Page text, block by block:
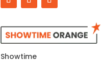
Showtime